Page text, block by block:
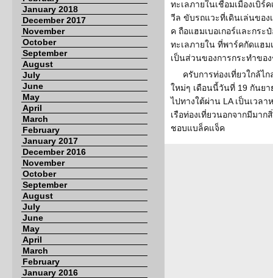
January 2018
December 2017
November
October
September
August
July
June
May
April
March
February
January 2017
December 2016
November
October
September
August
July
June
May
April
March
February
January 2016
ทะเลภายในเชื่อมเมืองเบิร์
วีล ขับรถแวะที่เดินเล่นของ
ค ถือแฮมเบอเกอร์และกร
ทะเลภายใน ที่พาร์คกัดแฮม
เป็นส่วนของการกระทำของ
ครับการท่องเที่ยวใกล้
ใหม่ๆ เดือนนี้วันที่ 19 กันยา
ไปทางใต้ผ่าน LA เป็นเวล
เรือท่องเที่ยวนอกจากมีมา
ชอบแบล็คแจ็ค